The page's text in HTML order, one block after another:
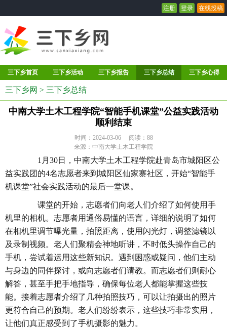
注册 登录 在线投稿
三下乡首页 三下乡活动 三下乡报告 三下乡总结 三下乡心得
三下乡网 > 三下乡总结
中南大学土木工程学院“智能手机课堂”公益实践活动
顺利结束
时间：2024-03-06 阅读： 88
来源：中南大学土木工程学院
1月30日，中南大学土木工程学院赴青岛市城阳区公
益实践团的4名志愿者来到城阳区仙家寨社区，开始“智能手
机课堂”社会实践活动的最后一堂课。
课堂的开始，志愿者们向老人们介绍了如何使用手
机里的相机。志愿者用通俗易懂的语言，详细的说明了如何
在相机里调节曝光量，拍照距离，使用闪光灯，调整滤镜以
及录制视频。老人们聚精会神地听讲，不时低头操作自己的
手机，尝试着运用这些新知识。遇到困惑或疑问，他们主动
与身边的同伴探讨，或向志愿者们请教。而志愿者们则耐心
解答，甚至手把手地指导，确保每位老人都能掌握这些技
能。接着志愿者介绍了几种拍照技巧，可以让拍摄出的照片
更符合自己的预期。老人们纷纷表示，这些技巧非常实用，
让他们真正感受到了手机摄影的魅力。